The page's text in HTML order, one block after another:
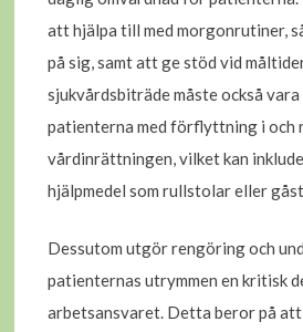
att hjälpa till med morgonrutiner,
på sig, samt att ge stöd vid
sjukvårdsbiträde måste också
patienterna med förflyttning i och
vårdinrättningen, vilket kan
hjälpmedel som rullstolar eller
Dessutom utgör rengöring och
patienternas utrymmen en kritisk
arbetsansvaret. Detta beror på att